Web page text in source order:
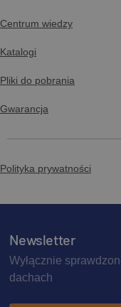
Centrum wiedzy
Katalogi
Pliki do pobrania
Gwarancja
Polityka prywatności
Newsletter
Wyłącznie
dachach